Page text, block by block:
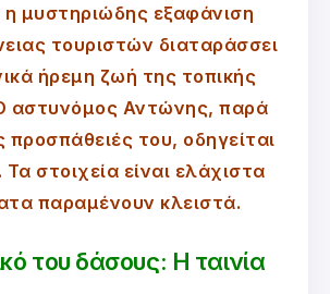
η μυστηριώδης εξαφάνιση
τουριστών διαταράσσει
ήρεμη ζωή της τοπικής
αστυνόμος Αντώνης, παρά
προσπάθειές του, οδηγείται
Τα στοιχεία είναι ελάχιστα
παραμένουν κλειστά.
του δάσους: Η ταινία